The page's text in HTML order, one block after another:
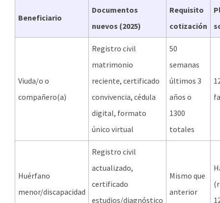
Beneficiario
Documentos
nuevos (2025)
Requisito
cotización
Viuda/o o
compañero(a)
Registro civil
matrimonio
reciente, certificado
convivencia, cédula
digital, formato
único virtual
50
semanas
últimos 3
años o
1300
totales
Huérfano
menor/discapacidad
Registro civil
actualizado,
certificado
estudios/diagnóstico
Mismo que
anterior